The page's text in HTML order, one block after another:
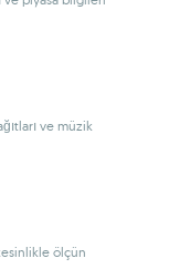
ve müzik
ölçün